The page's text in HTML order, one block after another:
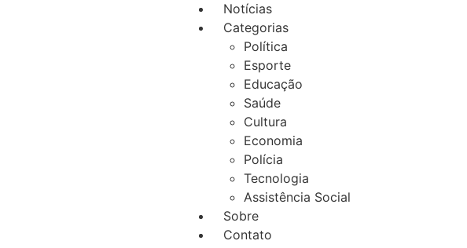
Notícias
Categorias
Política
Esporte
Educação
Saúde
Cultura
Economia
Polícia
Tecnologia
Assistência Social
Sobre
Contato